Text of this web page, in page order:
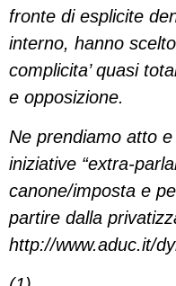
fronte di esplicite
interno, hanno
complicita’ quasi
e opposizione.
Ne prendiamo atto
iniziative “extra-
canone/imposta e
partire dalla
http://www.aduc.it/